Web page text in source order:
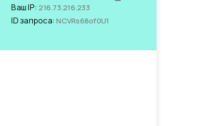
Ваш IP:216.73.216.233
ID запроса:NCVRs68of0U1